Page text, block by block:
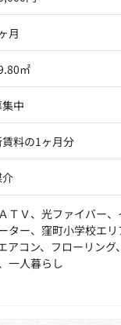
月
㎡
中
料の1ヶ月分
Ｖ、光ファイバー
ー、窪町小学校エ
コン、フローリン
一人暮らし